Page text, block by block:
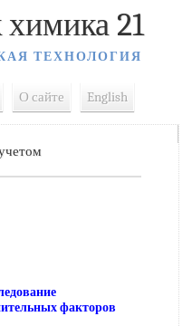
21
ТЕХНОЛОГИЯ
О сайте English
факторов